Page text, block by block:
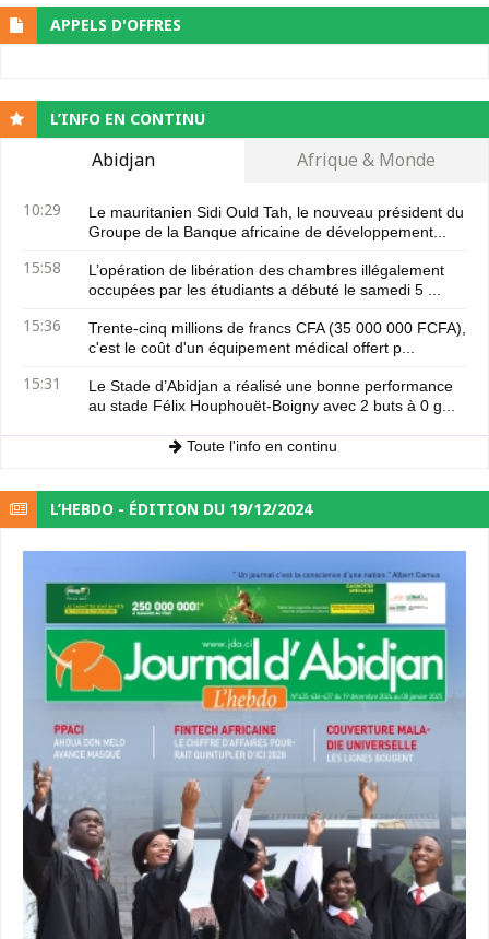
APPELS D'OFFRES
L’INFO EN CONTINU
Abidjan Afrique & Monde
10:29
Le mauritanien Sidi Ould Tah, le nouveau président du
Groupe de la Banque africaine de développement...
15:58
L’opération de libération des chambres illégalement
occupées par les étudiants a débuté le samedi 5 ...
15:36
Trente-cinq millions de francs CFA (35 000 000 FCFA),
c'est le coût d'un équipement médical offert p...
15:31
Le Stade d’Abidjan a réalisé une bonne performance
au stade Félix Houphouët-Boigny avec 2 buts à 0 g...
Toute l'info en continu
L’HEBDO - ÉDITION DU 19/12/2024